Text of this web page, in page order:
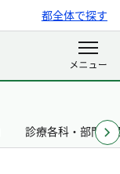
都全体で探す
診療各科・部門の